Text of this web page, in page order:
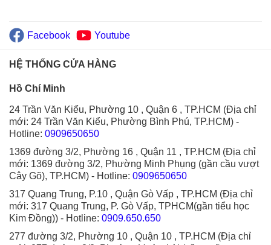
Facebook Youtube
HỆ THỐNG CỬA HÀNG
Hồ Chí Minh
24 Trần Văn Kiểu, Phường 10 , Quận 6 , TP.HCM (Địa chỉ
mới: 24 Trần Văn Kiểu, Phường Bình Phú, TP.HCM) -
Hotline: 0909650650
1369 đường 3/2, Phường 16 , Quận 11 , TP.HCM (Địa chỉ
mới: 1369 đường 3/2, Phường Minh Phụng (gần cầu vượt
Cây Gõ), TP.HCM) - Hotline: 0909650650
317 Quang Trung, P.10 , Quận Gò Vấp , TP.HCM (Địa chỉ
mới: 317 Quang Trung, P. Gò Vấp, TPHCM(gần tiểu học
Kim Đồng)) - Hotline: 0909.650.650
277 đường 3/2, Phường 10 , Quận 10 , TP.HCM (Địa chỉ